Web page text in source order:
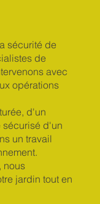
sécurité de
de
avec
opérations
d'un
sécurisé d'un
un travail
nous
jardin tout en